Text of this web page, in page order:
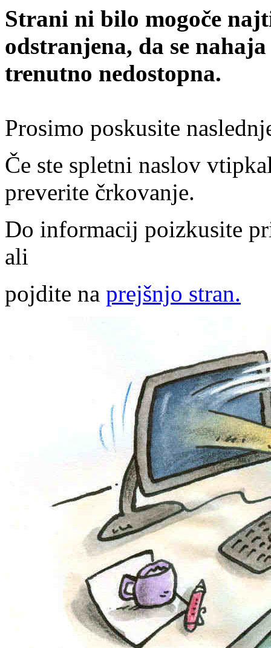
Strani ni bilo mogoče
odstranjena, da se
trenutno nedostopna.
Prosimo poskusite
Če ste spletni naslov
preverite črkovanje.
Do informacij poizkusite
ali
pojdite na prejšnjo stran.